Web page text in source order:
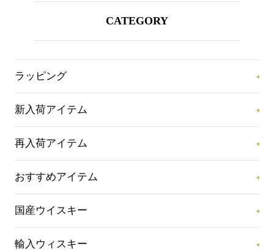
CATEGORY
ラッピング
新入荷アイテム
再入荷アイテム
おすすめアイテム
国産ウイスキー
輸入ウィスキー